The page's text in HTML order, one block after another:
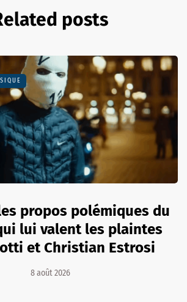
posts
propos polémiques du
lui valent les plaintes
et Christian Estrosi
8 août 2026